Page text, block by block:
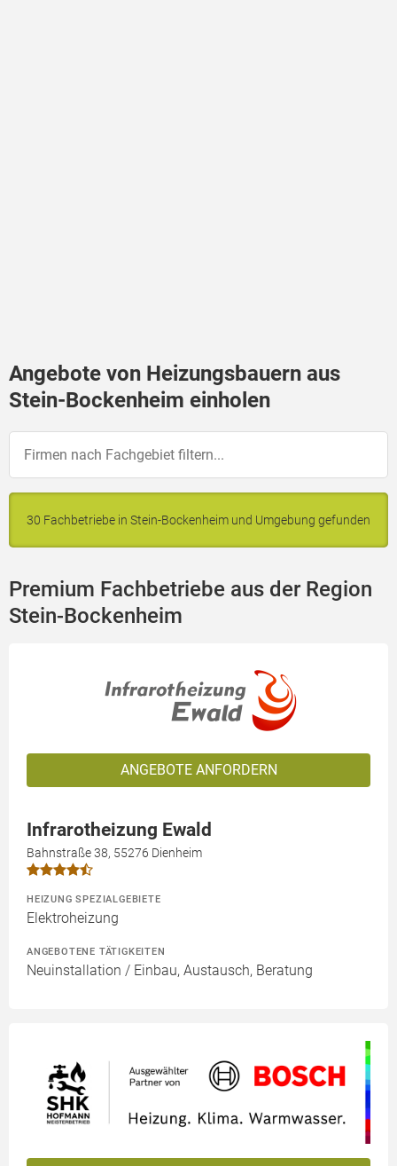
Angebote von Heizungsbauern aus
Stein-Bockenheim einholen
30 Fachbetriebe in Stein-Bockenheim und Umgebung gefunden
Premium Fachbetriebe aus der Region
Stein-Bockenheim
ANGEBOTE ANFORDERN
Infrarotheizung Ewald
Bahnstraße 38, 55276 Dienheim
HEIZUNG SPEZIALGEBIETE
Elektroheizung
ANGEBOTENE TÄTIGKEITEN
Neuinstallation / Einbau, Austausch, Beratung